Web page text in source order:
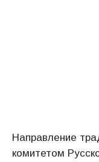
Направление
комитетом